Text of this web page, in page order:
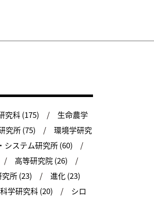
究科 (175)
生命農学
究所 (75)
環境学研究
システム研究所 (60)
高等研究院 (26)
所 (23)
進化 (23)
学研究科 (20)
シロ